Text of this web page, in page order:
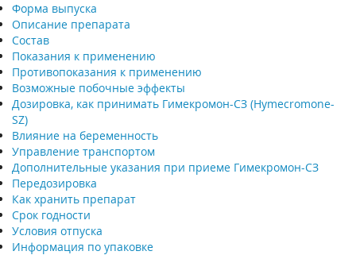
Форма выпуска
Описание препарата
Состав
Показания к применению
Противопоказания к применению
Возможные побочные эффекты
Дозировка, как принимать Гимекромон-СЗ (Hymecromone-
SZ)
Влияние на беременность
Управление транспортом
Дополнительные указания при приеме Гимекромон-СЗ
Передозировка
Как хранить препарат
Срок годности
Условия отпуска
Информация по упаковке